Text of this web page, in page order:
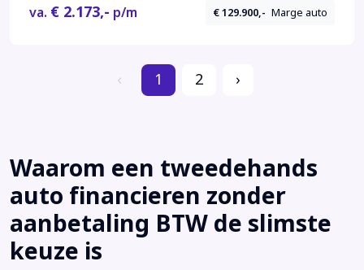
va. € 2.173,- p/m € 129.900,- Marge auto
‹ 1 2 ›
Waarom een tweedehands
auto financieren zonder
aanbetaling BTW de slimste
keuze is